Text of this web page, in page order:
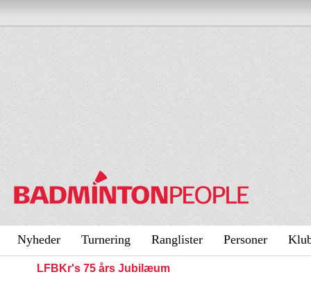
Nyheder Turnering Ranglister Personer
LFBKr's 75 års Jubilæum